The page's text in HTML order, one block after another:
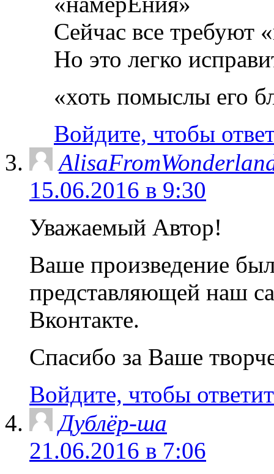
Сейчас все требуют
Но это легко
«хоть помыслы его
Войдите, чтобы
15.06.2016 в 9:30
Уважаемый Автор!
Ваше произведение
представляющей наш
Вконтакте.
Спасибо за Ваше
Войдите, чтобы
Дублёр-ша
21.06.2016 в 7:06